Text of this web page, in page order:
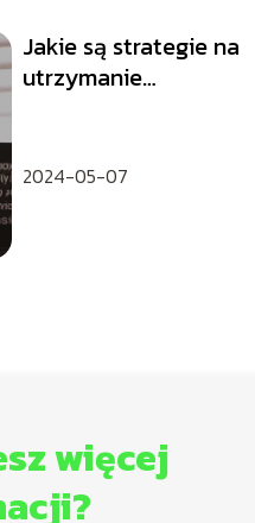
Jakie są strategie na
utrzymanie
2024-05-07
więcej